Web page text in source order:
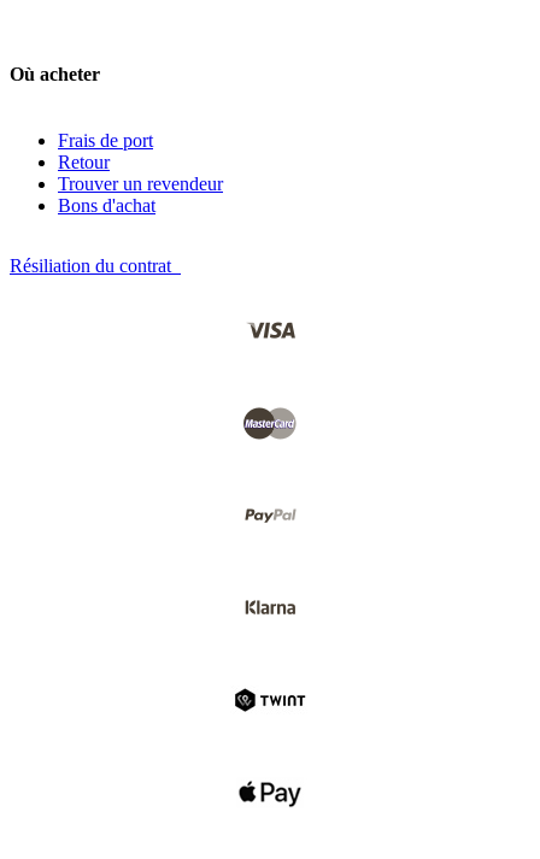
Où acheter
Frais de port
Retour
Trouver un revendeur
Bons d'achat
Résiliation du contrat